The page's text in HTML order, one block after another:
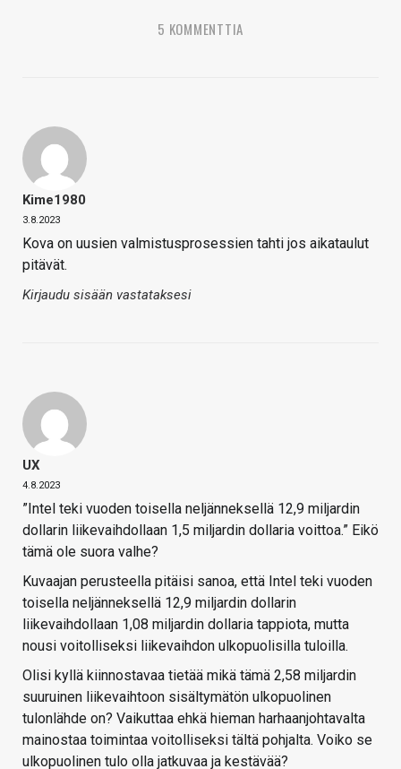
5 KOMMENTTIA
Kime1980
3.8.2023
Kova on uusien valmistusprosessien tahti jos aikataulut
pitävät.
Kirjaudu sisään vastataksesi
UX
4.8.2023
”Intel teki vuoden toisella neljänneksellä 12,9 miljardin
dollarin liikevaihdollaan 1,5 miljardin dollaria voittoa.” Eikö
tämä ole suora valhe?
Kuvaajan perusteella pitäisi sanoa, että Intel teki vuoden
toisella neljänneksellä 12,9 miljardin dollarin
liikevaihdollaan 1,08 miljardin dollaria tappiota, mutta
nousi voitolliseksi liikevaihdon ulkopuolisilla tuloilla.
Olisi kyllä kiinnostavaa tietää mikä tämä 2,58 miljardin
suuruinen liikevaihtoon sisältymätön ulkopuolinen
tulonlähde on? Vaikuttaa ehkä hieman harhaanjohtavalta
mainostaa toimintaa voitolliseksi tältä pohjalta. Voiko se
ulkopuolinen tulo olla jatkuvaa ja kestävää?